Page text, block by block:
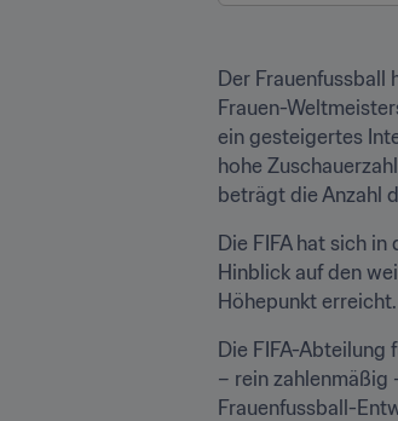
Der Frauenfussball
Frauen-
ein gesteigertes
hohe
beträgt die Anzahl
Die FIFA hat sich
Hinblick auf den
Höhepunkt erreicht.
Die FIFA-Abteilung
– rein zahlenmäßig
Frauenfussball-